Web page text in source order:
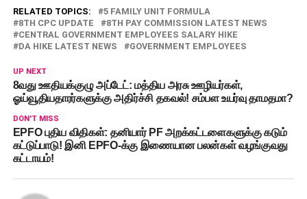
RELATED TOPICS:
5 FAMILY UNIT FORMULA
8TH CPC UPDATE
8TH PAY COMMISSION LATEST NEWS
CENTRAL GOVERNMENT EMPLOYEES SALARY HIKE
DA HIKE LATEST NEWS
GOVERNMENT EMPLOYEES
UP NEXT
8வது ஊதியக்குழு அப்டேட்: மத்திய அரசு ஊழியர்கள்,
ஓய்வூதியதாரர்களுக்கு அதிர்ச்சி தகவல்! சம்பள உயர்வு தாமதமா?
DON'T MISS
EPFO புதிய விதிகள்: தனியார் PF அறக்கட்டளைகளுக்கு கடும்
கட்டுப்பாடு! இனி EPFO-க்கு இணையான பலன்கள் வழங்குவது
கட்டாயம்!